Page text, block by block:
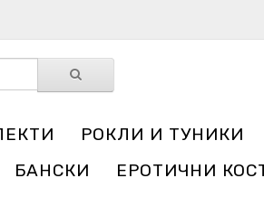
РОКЛИ И ТУНИКИ
БАНСКИ ЕРОТИЧНИ